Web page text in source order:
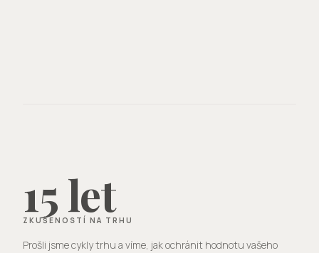
15 let
ZKUŠENOSTÍ NA TRHU
Prošli jsme cykly trhu a víme, jak ochránit hodnotu vašeho